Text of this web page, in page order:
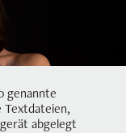
genannte
Textdateien,
abgelegt